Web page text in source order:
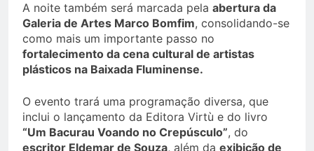
A noite também será marcada pela abertura da
Galeria de Artes Marco Bomfim, consolidando-se
como mais um importante passo no
fortalecimento da cena cultural de artistas
plásticos na Baixada Fluminense.
O evento trará uma programação diversa, que
inclui o lançamento da Editora Virtù e do livro
“Um Bacurau Voando no Crepúsculo”, do
escritor Eldemar de Souza, além da exibição de